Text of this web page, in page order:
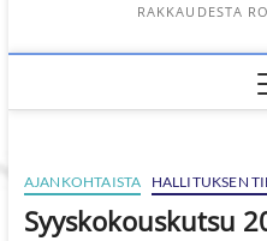
RAKKAUDESTA
AJANKOHTAISTA HALLITUKSEN
Syyskokouskutsu